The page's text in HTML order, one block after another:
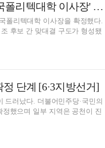
민주당, 송파구청장 후보에 '조재희 전 한국폴리텍대학 이사장' 낙점 [6·3지방선거]
폴리텍대학 이사장을 확정했다.
후보 간 맞대결 구도가 형성됐
단계 [6·3지방선거]
드러났다. 더불어민주당·국민의
했으며 일부 지역은 공천이 진